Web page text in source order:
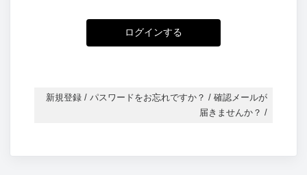
新規登録 / パスワードをお忘れですか？ / 確認メールが
届きませんか？ /